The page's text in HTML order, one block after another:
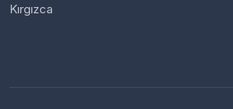
Kırgızca